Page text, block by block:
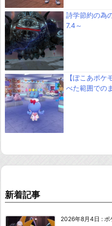
詩学節約の為
7.4～
【ぽこあポ
べた範囲での
新着記事
2026年8月4日 : ポ